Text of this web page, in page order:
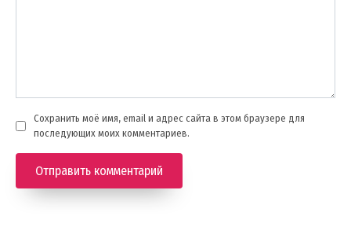
Сохранить моё имя, email и адрес сайта в этом браузере для
последующих моих комментариев.